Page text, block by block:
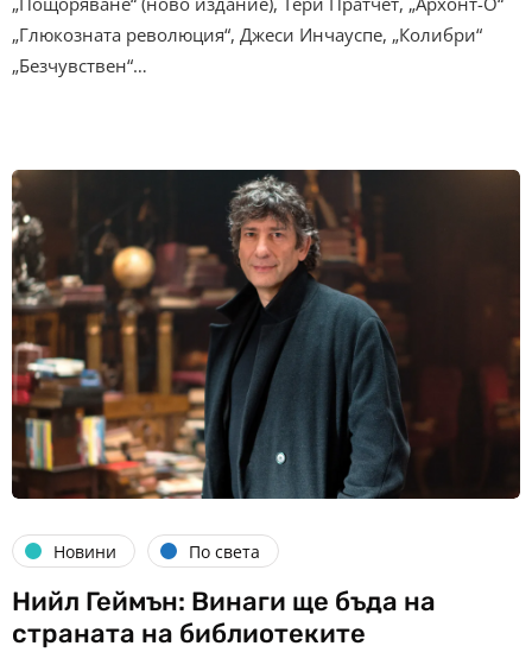
„Глюкозната революция“, Джеси Инчауспе, „Колибри“
„Безчувствен“…
Новини По света
Нийл Геймън: Винаги ще бъда на
страната на библиотеките